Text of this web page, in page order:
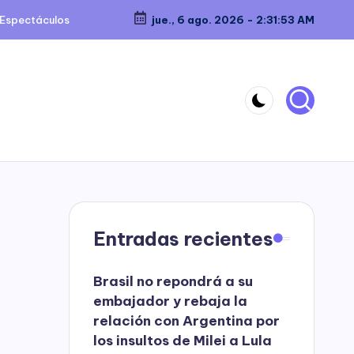
Espectáculos jue., 6 ago. 2026 - 2:31:53 AM
Entradas recientes
Brasil no repondrá a su
embajador y rebaja la
relación con Argentina por
los insultos de Milei a Lula